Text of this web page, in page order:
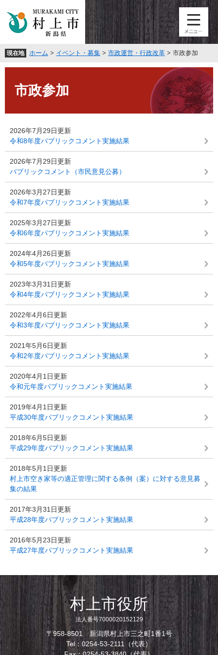
頭
で
飛
ば
現在地 ホーム > イベント・募集 > 市政運営・行政改革 > 市政参加
市政参加
2026年7月29日更新
令和8年度パブリックコメント実施結果
2026年7月29日更新
パブリックコメント（市民意見公募）
2026年3月27日更新
令和7年度パブリックコメント実施結果
2025年3月27日更新
令和6年度パブリックコメント実施結果
2024年4月26日更新
令和5年度パブリックコメント実施結果
2023年3月31日更新
令和4年度パブリックコメント実施結果
2022年4月6日更新
令和3年度パブリックコメント実施結果
2021年5月6日更新
令和2年度パブリックコメント実施結果
2020年4月1日更新
令和元年度パブリックコメント実施結果
2019年4月1日更新
平成30年度パブリックコメント実施結果
2018年6月5日更新
平成29年度パブリックコメント実施結果
2018年5月1日更新
村上市空き家等の適正管理に関する条例（案）に対する意見募
集の結果
2017年3月31日更新
平成28年度パブリックコメント実施結果
2016年5月23日更新
平成27年度パブリックコメント実施結果
村上市役所
法人番号7000020152129
〒958-8501 新潟県村上市三之町1番1号
Tel：0254-53-2111（代表）